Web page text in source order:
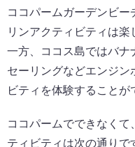
ココパームガーデンビ
リンアクティビティは楽
一方、ココス島ではバナ
セーリングなどエンジン
ビティを体験することが
ココパームでできなくて
ティビティは次の通りで